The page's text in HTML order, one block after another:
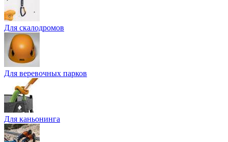
Для скалодромов
Для веревочных парков
Для каньонинга